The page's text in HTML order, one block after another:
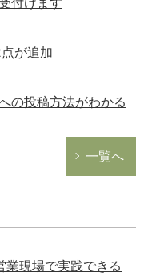
が追加
の投稿方法がわかる
一覧へ
現場で実践できる